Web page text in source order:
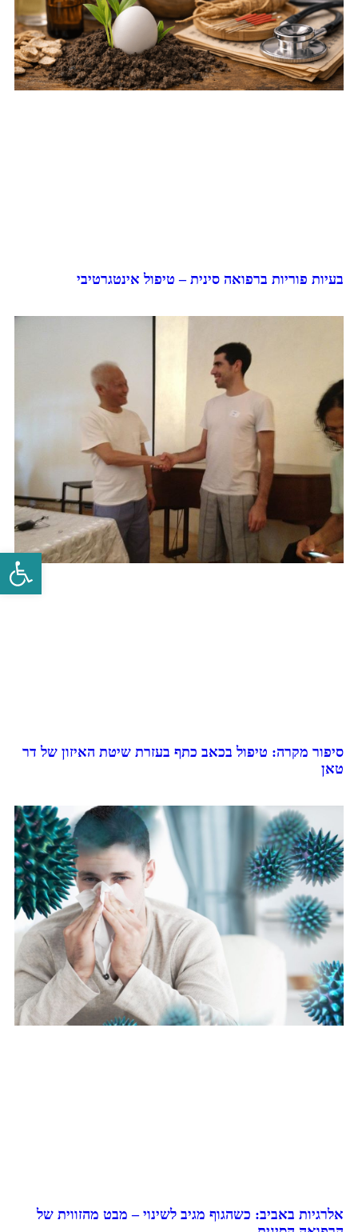
פתח
בעיות פוריות ברפואה סינית – טיפול אינטגרטיבי
סיפור מקרה: טיפול בכאב כתף בעזרת שיטת האיזון של דר
טאן
אלרגיות באביב: כשהגוף מגיב לשינוי – מבט מהזווית של